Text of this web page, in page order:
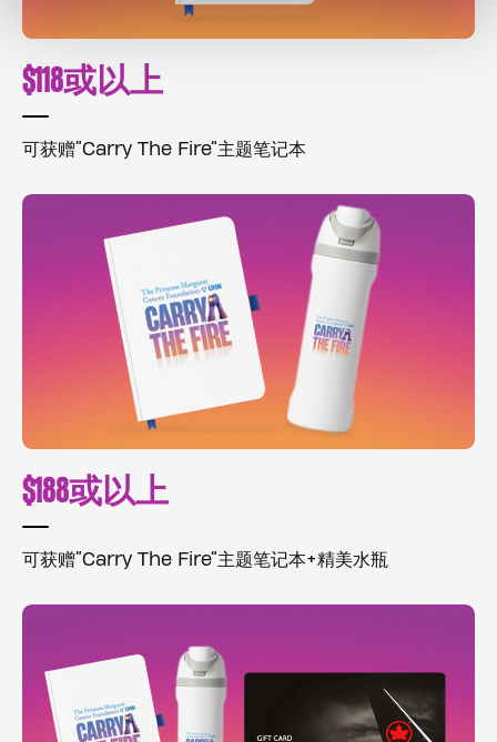
$118或以上
可获赠“Carry The Fire”主题笔记本
$188或以上
可获赠“Carry The Fire”主题笔记本+精美水瓶